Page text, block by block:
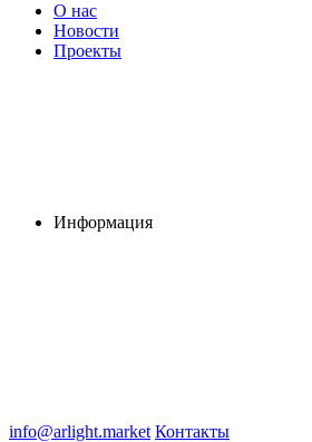
О нас
Новости
Проекты
Информация
info@arlight.market Контакты